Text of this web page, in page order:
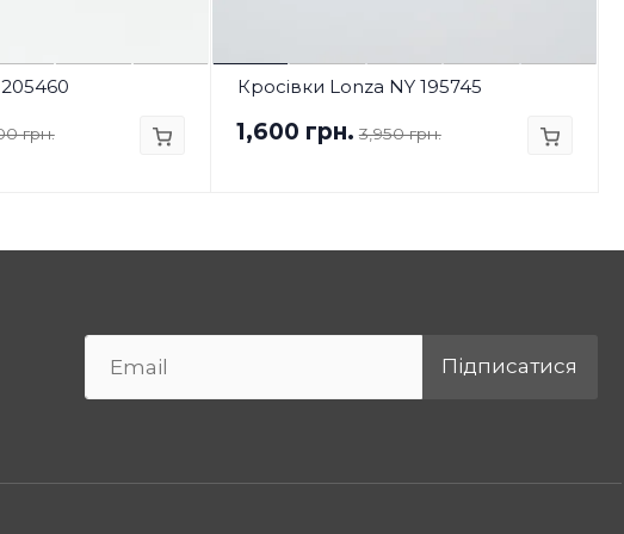
грн.
Кросівки Lonza NY 195745
1,600 грн. 3,950 грн.
Підписатися